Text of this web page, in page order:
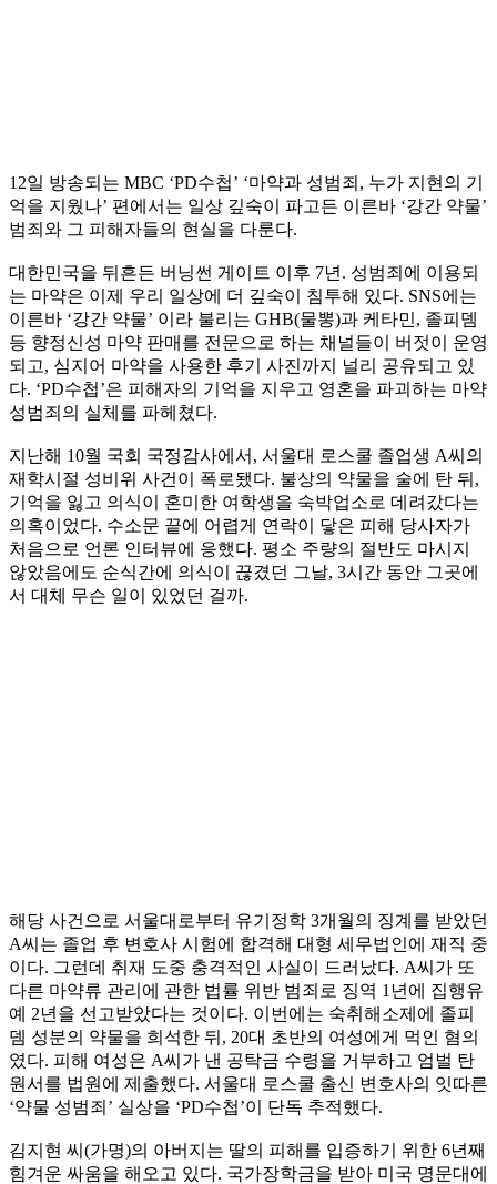
12일 방송되는 MBC ‘PD수첩’ ‘마약과 성범죄, 누가 지현의 기
억을 지웠나’ 편에서는 일상 깊숙이 파고든 이른바 ‘강간 약물’
범죄와 그 피해자들의 현실을 다룬다.
대한민국을 뒤흔든 버닝썬 게이트 이후 7년. 성범죄에 이용되
는 마약은 이제 우리 일상에 더 깊숙이 침투해 있다. SNS에는
이른바 ‘강간 약물’ 이라 불리는 GHB(물뽕)과 케타민, 졸피뎀
등 향정신성 마약 판매를 전문으로 하는 채널들이 버젓이 운영
되고, 심지어 마약을 사용한 후기 사진까지 널리 공유되고 있
다. ‘PD수첩’은 피해자의 기억을 지우고 영혼을 파괴하는 마약
성범죄의 실체를 파헤쳤다.
지난해 10월 국회 국정감사에서, 서울대 로스쿨 졸업생 A씨의
재학시절 성비위 사건이 폭로됐다. 불상의 약물을 술에 탄 뒤,
기억을 잃고 의식이 혼미한 여학생을 숙박업소로 데려갔다는
의혹이었다. 수소문 끝에 어렵게 연락이 닿은 피해 당사자가
처음으로 언론 인터뷰에 응했다. 평소 주량의 절반도 마시지
않았음에도 순식간에 의식이 끊겼던 그날, 3시간 동안 그곳에
서 대체 무슨 일이 있었던 걸까.
해당 사건으로 서울대로부터 유기정학 3개월의 징계를 받았던
A씨는 졸업 후 변호사 시험에 합격해 대형 세무법인에 재직 중
이다. 그런데 취재 도중 충격적인 사실이 드러났다. A씨가 또
다른 마약류 관리에 관한 법률 위반 범죄로 징역 1년에 집행유
예 2년을 선고받았다는 것이다. 이번에는 숙취해소제에 졸피
뎀 성분의 약물을 희석한 뒤, 20대 초반의 여성에게 먹인 혐의
였다. 피해 여성은 A씨가 낸 공탁금 수령을 거부하고 엄벌 탄
원서를 법원에 제출했다. 서울대 로스쿨 출신 변호사의 잇따른
‘약물 성범죄’ 실상을 ‘PD수첩’이 단독 추적했다.
김지현 씨(가명)의 아버지는 딸의 피해를 입증하기 위한 6년째
힘겨운 싸움을 해오고 있다. 국가장학금을 받아 미국 명문대에